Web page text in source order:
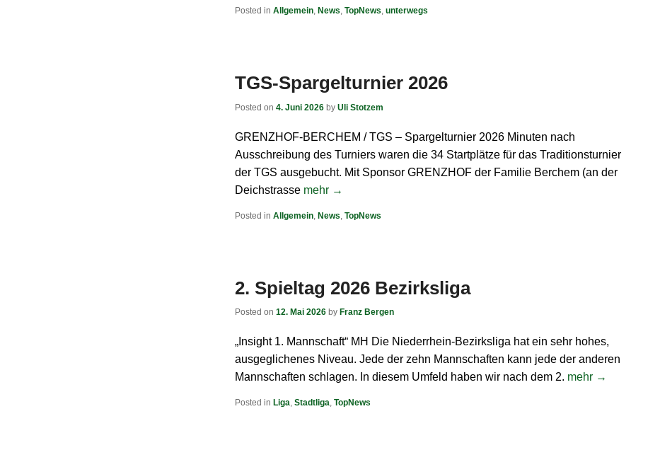
Posted in Allgemein News TopNews unterwegs
TGS-Spargelturnier 2026
Posted on 4. Juni 2026 by Uli Stotzem
GRENZHOF-BERCHEM / TGS – Spargelturnier 2026 Minuten nach
Ausschreibung des Turniers waren die 34 Startplätze für das Traditionsturnier
der TGS ausgebucht. Mit Sponsor GRENZHOF der Familie Berchem (an der
Deichstrasse mehr →
Posted in Allgemein News TopNews
2. Spieltag 2026 Bezirksliga
Posted on 12. Mai 2026 by Franz Bergen
„Insight 1. Mannschaft“ MH Die Niederrhein-Bezirksliga hat ein sehr hohes,
ausgeglichenes Niveau. Jede der zehn Mannschaften kann jede der anderen
Mannschaften schlagen. In diesem Umfeld haben wir nach dem 2. mehr →
Posted in Liga, Stadtliga, TopNews